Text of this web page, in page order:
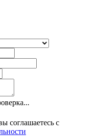
соглашаетесь с